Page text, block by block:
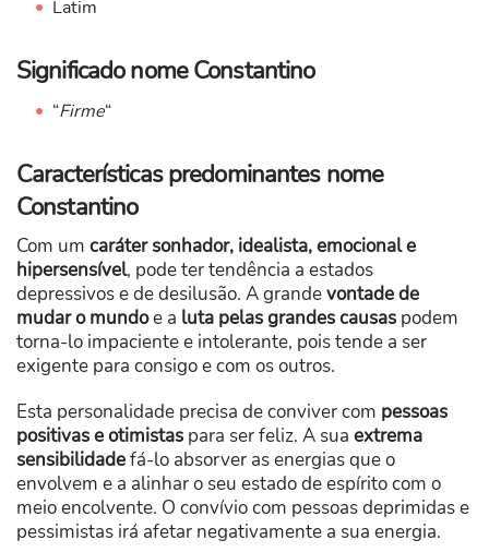
Latim
Significado nome Constantino
“Firme“
Características predominantes nome
Constantino
Com um caráter sonhador, idealista, emocional e
hipersensível, pode ter tendência a estados
depressivos e de desilusão. A grandevontade de
mudar o mundoe a luta pelas grandes causas podem
torna-lo impaciente e intolerante, pois tende a ser
exigente para consigo e com os outros.
Esta personalidade precisa de conviver com pessoas
positivas e otimistas para ser feliz. A sua extrema
sensibilidadefá-lo absorver as energias que o
envolvem e a alinhar o seu estado de espírito com o
meio encolvente. O convívio com pessoas deprimidas e
pessimistas irá afetar negativamente a sua energia.